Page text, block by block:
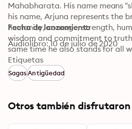
Mahabharata. His name means
his name, Arjuna represents the
humanity, courage, strength,
wisdom and commitment to
same time he also stands for all
circumstances in life and
suffering. In the Bhagavad Gita,
ethical crisis in the dialogue with
and devotion.
Fecha de lanzamiento
Audiolibro: 10 de julio de 2020
Etiquetas
SagasAntigüedad
Otros también disfrutaron